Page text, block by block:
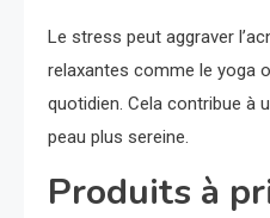
Le stress peut aggraver
relaxantes comme le yoga
quotidien. Cela contribue à
peau plus sereine.
Produits à